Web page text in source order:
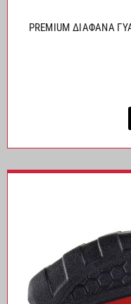
PREMIUM ΔΙΑΦΑΝΑ